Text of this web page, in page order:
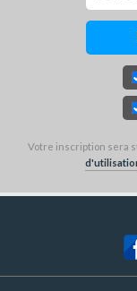
Votre inscription sera